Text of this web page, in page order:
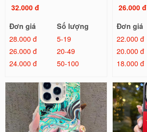
32.000 đ
Đơn giá
Số lượng
28.000 đ
5-19
26.000 đ
20-49
24.000 đ
50-100
26.000 đ
Đơn giá
22.000 đ
20.000 đ
18.000 đ